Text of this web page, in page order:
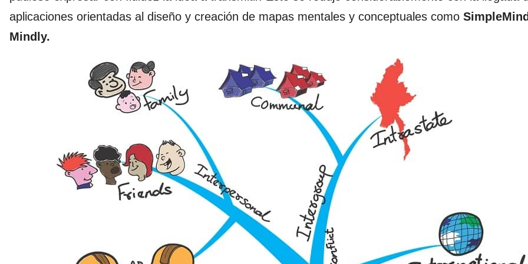
aplicaciones orientadas al diseño y creación de mapas mentales y conceptuales como
Mindly.